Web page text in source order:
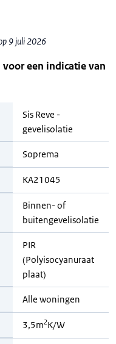
9 juli 2026
een indicatie van
Sis Reve -
gevelisolatie
Soprema
KA21045
Binnen- of
buitengevelisolatie
PIR
(Polyisocyanuraat
plaat)
Alle woningen
3,5m2K/W